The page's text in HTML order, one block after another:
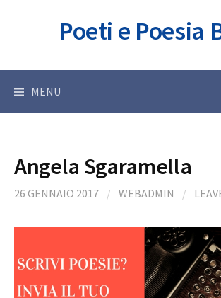
Poeti e Poesia
MENU
Angela Sgaramella
26 GENNAIO 2017 / WEBADMIN /